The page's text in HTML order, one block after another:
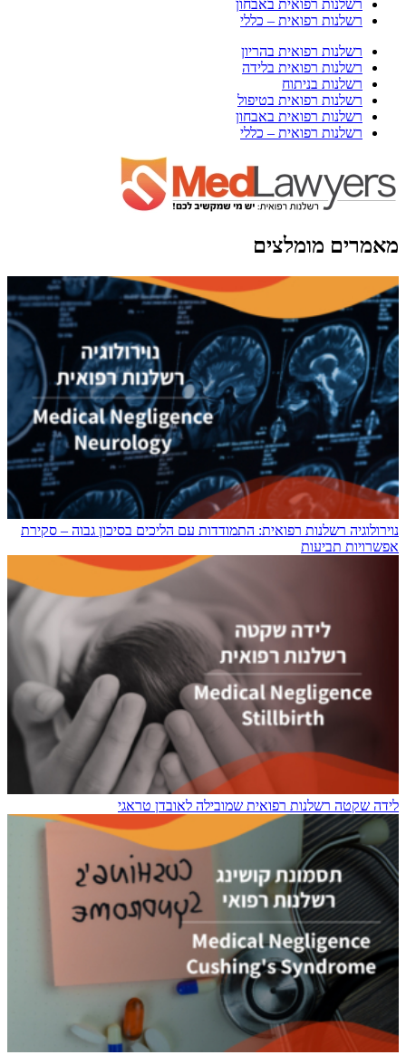
רשלנות רפואית באבחון
רשלנות רפואית – כללי
רשלנות רפואית בהריון
רשלנות רפואית בלידה
רשלנות בניתוח
רשלנות רפואית בטיפול
רשלנות רפואית באבחון
רשלנות רפואית – כללי
מאמרים מומלצים
נוירולוגיה רשלנות רפואית: התמודדות עם הליכים בסיכון גבוה – סקירת
אפשרויות תביעות
לידה שקטה רשלנות רפואית שמובילה לאובדן טראגי